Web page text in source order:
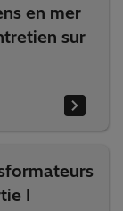
en mer
sur
I